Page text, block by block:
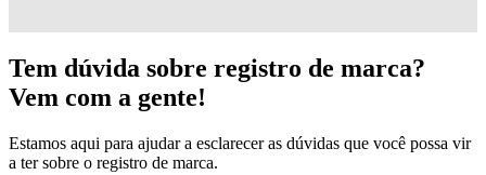
Tem dúvida sobre registro de marca?
Vem com a gente!
Estamos aqui para ajudar a esclarecer as dúvidas que você possa vir
a ter sobre o registro de marca.